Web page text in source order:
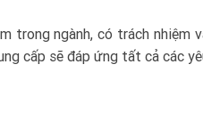
trong ngành, có trách
cấp sẽ đáp ứng tất cả các